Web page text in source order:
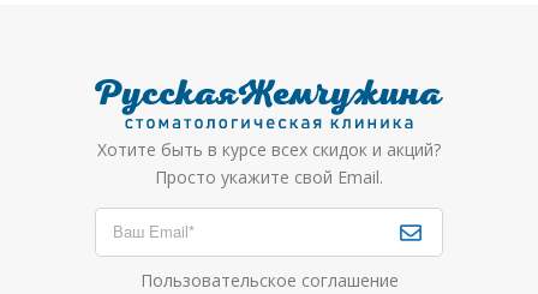
Хотите быть в курсе всех скидок и акций?
Просто укажите свой Email.
Пользовательское соглашение